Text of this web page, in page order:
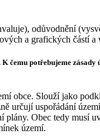
odůvodnění
a grafických částí a
čemu potřebujeme zásady
obce. Slouží jako
určují uspořádání
plány. Obec tedy musí
území.